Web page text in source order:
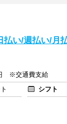
払い/週払い/
※交通費支給
シフト